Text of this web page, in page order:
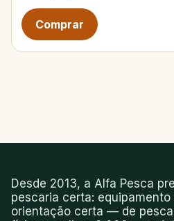
Desde 2013, a Alfa Pesca
pescaria certa:
orientação certa — de